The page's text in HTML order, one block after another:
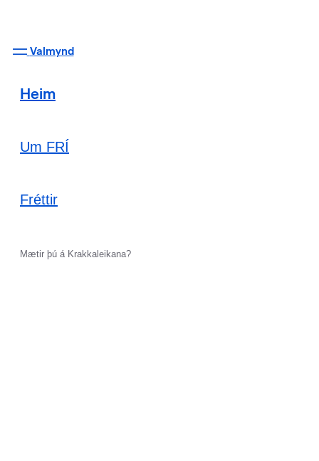
Valmynd
Heim
Um FRÍ
Fréttir
Mætir þú á Krakkaleikana?